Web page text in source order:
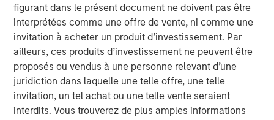
figurant dans le présent document ne doivent pas être
interprétées comme une offre de vente, ni comme une
invitation à acheter un produit d’investissement. Par
ailleurs, ces produits d’investissement ne peuvent être
proposés ou vendus à une personne relevant d’une
juridiction dans laquelle une telle offre, une telle
invitation, un tel achat ou une telle vente seraient
interdits. Vous trouverez de plus amples informations
The proceeds will be used to fund company's expansion
in south India as well as provide part exit to existing
investors. The company had earlier raised Rs 30 crore
from early growth investors led by Fulcrum in 2015.
"Having partnered with Manna in 2015, Fulcrum has been
very happy working with the Manna team under the able
leadership of Nazar. We have always felt that Manna has